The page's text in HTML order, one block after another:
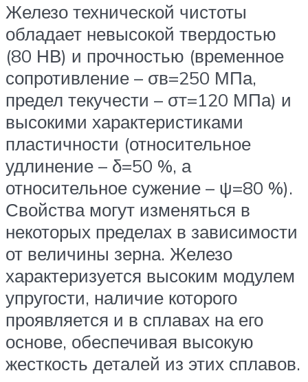
Железо технической чистоты
обладает невысокой твердостью
(80 НВ) и прочностью (временное
сопротивление – σв=250 МПа,
предел текучести – σт=120 МПа) и
высокими характеристиками
пластичности (относительное
удлинение – δ=50 %, а
относительное сужение – ψ=80 %).
Свойства могут изменяться в
некоторых пределах в зависимости
от величины зерна. Железо
характеризуется высоким модулем
упругости, наличие которого
проявляется и в сплавах на его
основе, обеспечивая высокую
жесткость деталей из этих сплавов.